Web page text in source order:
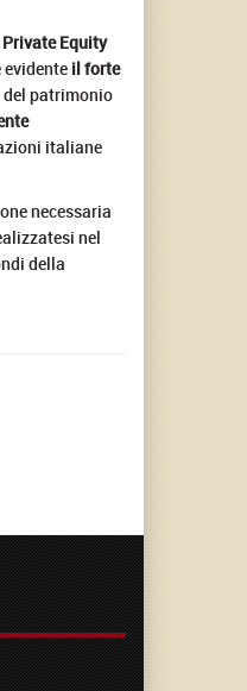
Equity
il forte
del patrimonio
italiane
necessaria
nel
della